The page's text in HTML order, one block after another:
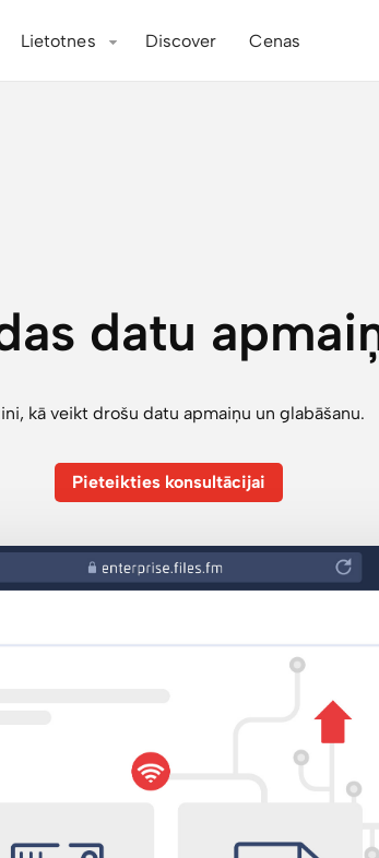
Lietotnes Discover Cenas
datu
kā veikt drošu datu apmaiņu un glabāšanu.
Pieteikties konsultācijai